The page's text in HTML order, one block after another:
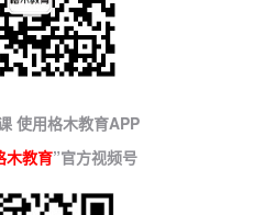
使用格木教育APP
木教育”官方视频号